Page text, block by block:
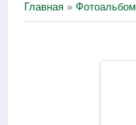
Главная » Фотоальбом